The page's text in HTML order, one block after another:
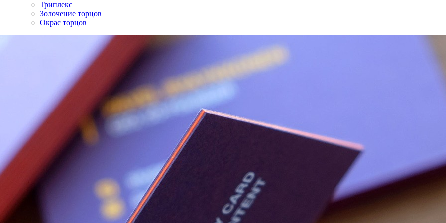
Триплекс
Золочение торцов
Окрас торцов